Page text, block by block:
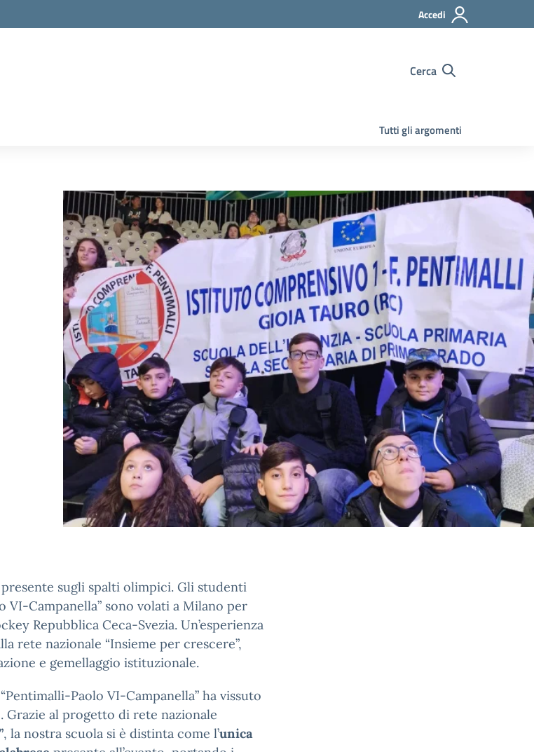
Accedi
Cerca
Tutti gli argomenti
sugli spalti olimpici. Gli studenti
VI-Campanella” sono volati a Milano per
Repubblica Ceca-Svezia. Un’esperienza
rete nazionale “Insieme per crescere”,
e gemellaggio istituzionale.
Paolo VI-Campanella” ha vissuto
Grazie al progetto di rete nazionale
, la nostra scuola si è distinta come l’unica